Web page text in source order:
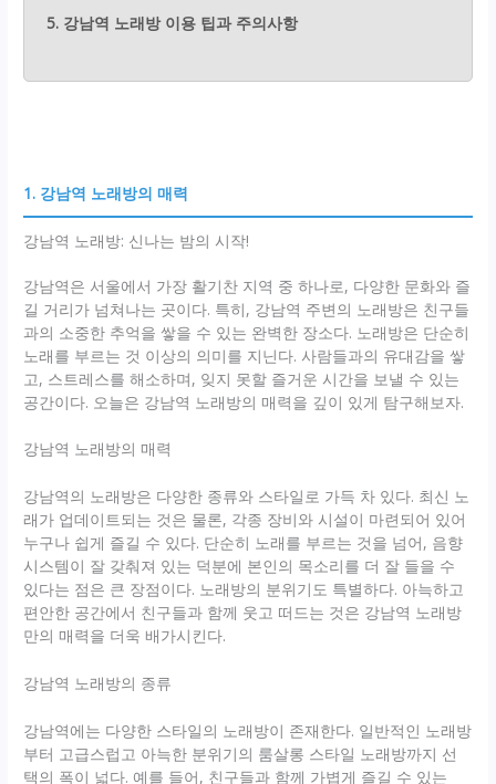
5. 강남역 노래방 이용 팁과 주의사항
1. 강남역 노래방의 매력
강남역 노래방: 신나는 밤의 시작!
강남역은 서울에서 가장 활기찬 지역 중 하나로, 다양한 문화와 즐
길 거리가 넘쳐나는 곳이다. 특히, 강남역 주변의 노래방은 친구들
과의 소중한 추억을 쌓을 수 있는 완벽한 장소다. 노래방은 단순히
노래를 부르는 것 이상의 의미를 지닌다. 사람들과의 유대감을 쌓
고, 스트레스를 해소하며, 잊지 못할 즐거운 시간을 보낼 수 있는
공간이다. 오늘은 강남역 노래방의 매력을 깊이 있게 탐구해보자.
강남역 노래방의 매력
강남역의 노래방은 다양한 종류와 스타일로 가득 차 있다. 최신 노
래가 업데이트되는 것은 물론, 각종 장비와 시설이 마련되어 있어
누구나 쉽게 즐길 수 있다. 단순히 노래를 부르는 것을 넘어, 음향
시스템이 잘 갖춰져 있는 덕분에 본인의 목소리를 더 잘 들을 수
있다는 점은 큰 장점이다. 노래방의 분위기도 특별하다. 아늑하고
편안한 공간에서 친구들과 함께 웃고 떠드는 것은 강남역 노래방
만의 매력을 더욱 배가시킨다.
강남역 노래방의 종류
강남역에는 다양한 스타일의 노래방이 존재한다. 일반적인 노래방
부터 고급스럽고 아늑한 분위기의 룸살롱 스타일 노래방까지 선
택의 폭이 넓다. 예를 들어, 친구들과 함께 가볍게 즐길 수 있는